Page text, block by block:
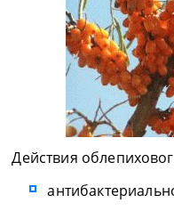
Действия